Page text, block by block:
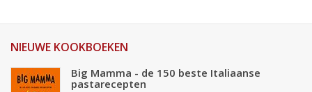
NIEUWE KOOKBOEKEN
Big Mamma - de 150 beste Italiaanse
pastarecepten